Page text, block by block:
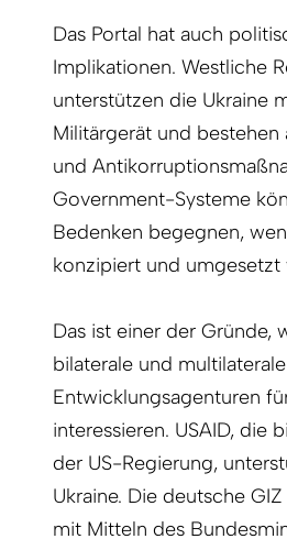
Das Portal hat auch
Implikationen. Westliche
unterstützen die Ukraine
Militärgerät und bestehen
und
Government-Systeme
Bedenken begegnen,
konzipiert und umgesetzt
Das ist einer der Gründe,
bilaterale und multilaterale
Entwicklungsagenturen
interessieren. USAID, die
der US-Regierung,
Ukraine. Die deutsche
mit Mitteln des